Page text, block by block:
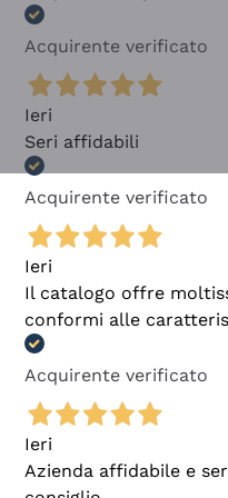
Acquirente verificato
Ieri
Seri affidabili
Acquirente verificato
Ieri
Il catalogo offre
conformi alle
Acquirente verificato
Ieri
Azienda affidabile e